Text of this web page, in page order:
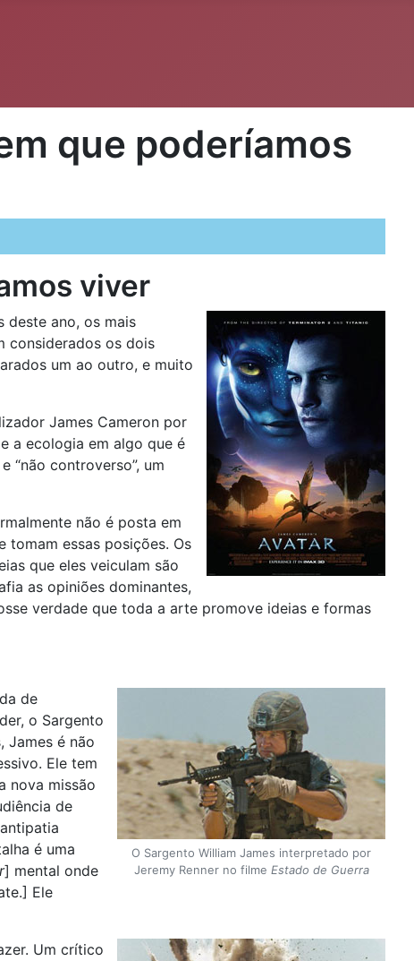
que poderíamos
viver
deste ano, os mais
considerados os dois
um ao outro, e muito
James Cameron por
a ecologia em algo que é
“não controverso”, um
não é posta em
essas posições. Os
que eles veiculam são
as opiniões dominantes,
verdade que toda a arte promove ideias e formas
O Sargento William James interpretado por
Jeremy Renner no filme Estado de Guerra
de
o Sargento
James é não
Ele tem
nova missão
de
é uma
] mental onde
Ele
Um crítico